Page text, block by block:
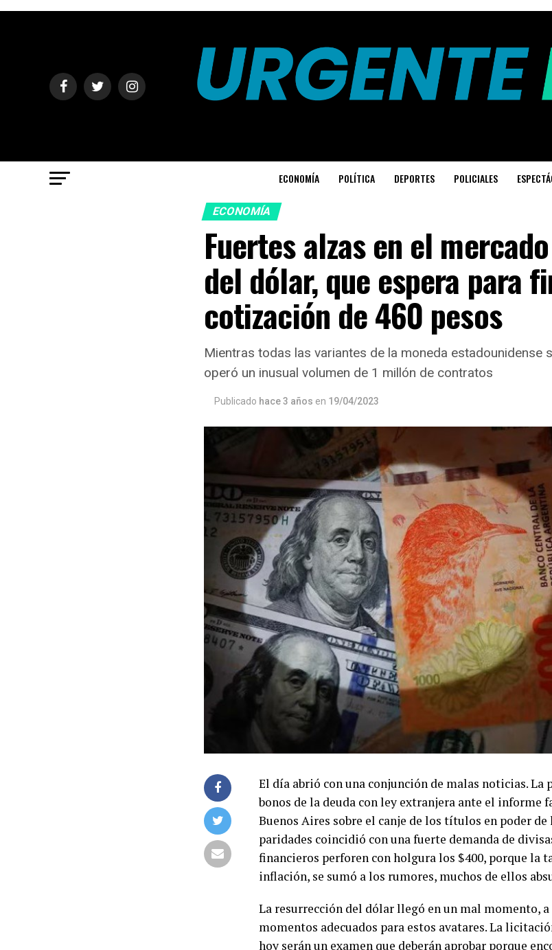
ECONOMÍA POLÍTICA DEPORTES POLICIALES
ECONOMÍA
Fuertes alzas en el
del dólar, que espera para
cotización de 460 pesos
Mientras todas las variantes de la moneda estadounidense
operó un inusual volumen de 1 millón de contratos
Publicado hace 3 años en 19/04/2023
El día abrió con una conjunción de malas noticias. La
bonos de la deuda con ley extranjera ante el informe
Buenos Aires sobre el canje de los títulos en poder de
paridades coincidió con una fuerte demanda de
financieros perforen con holgura los $400, porque la
inflación, se sumó a los rumores, muchos de ellos
La resurrección del dólar llegó en un mal momento, a
momentos adecuados para estos avatares. La
hoy serán un examen que deberán aprobar porque